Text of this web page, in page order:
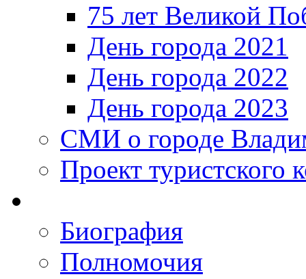
75 лет Великой
День города 2021
День города 2022
День города 2023
СМИ о городе
Проект туристского
Биография
Полномочия